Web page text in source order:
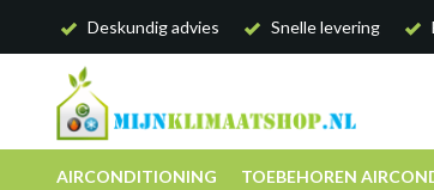
Deskundig advies Snelle levering
AIRCONDITIONING TOEBEHOREN